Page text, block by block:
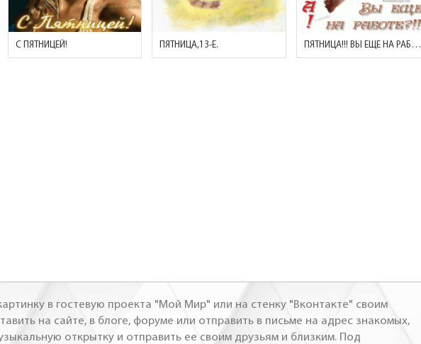
С ПЯТНИЦЕЙ! ПЯТНИЦА,13-Е. ПЯТНИЦА!!! ВЫ ЕЩЕ НА РАБОТЕ?!!
в гостевую проекта "Мой Мир" или на стенку "Вконтакте" своим
на сайте, в блоге, форуме или отправить в письме на адрес знакомых,
открытку и отправить ее своим друзьям и близким. Под